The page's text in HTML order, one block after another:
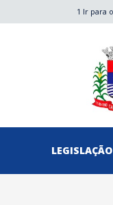
1 Ir para
LEGISLAÇÃO